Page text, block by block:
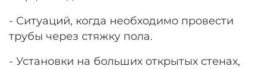
- Ситуаций, когда необходимо провести
трубы через стяжку пола.
- Установки на больших открытых стенах,